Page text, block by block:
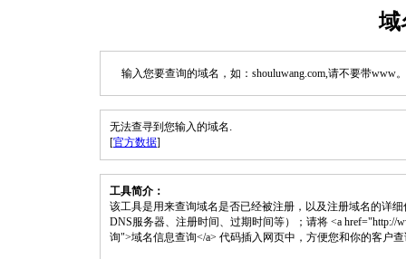
域
输入您要查询的域名，如：shouluwang.com,请不要带www
无法查寻到您输入的域名.
[官方数据]
工具简介：
该工具是用来查询域名是否已经被注册，以及注册域名的详
DNS服务器、注册时间、过期时间等）；请将 <a href="http://
询">域名信息查询</a> 代码插入网页中，方便您和你的客户